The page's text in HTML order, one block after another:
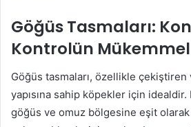
Göğüs Tasmaları:
Kontrolün
Göğüs tasmaları, özellikle çekiştiren
yapısına sahip köpekler için idealdir.
göğüs ve omuz bölgesine eşit olarak